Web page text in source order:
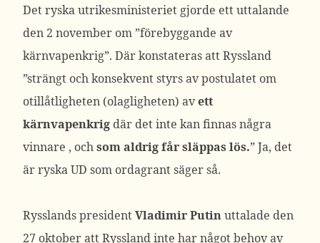
Det ryska utrikesministeriet gjorde ett uttalande
den 2 november om ”förebyggande av
kärnvapenkrig”. Där konstateras att Ryssland
”strängt och konsekvent styrs av postulatet om
otillåtligheten (olagligheten) avett
kärnvapenkrig där det inte kan finnas några
vinnare , ochsom aldrig får släppas lös.” Ja, det
är ryska UD som ordagrant säger så.
Rysslands presidentVladimir Putinuttalade den
27 oktober att Ryssland inte har något behov av